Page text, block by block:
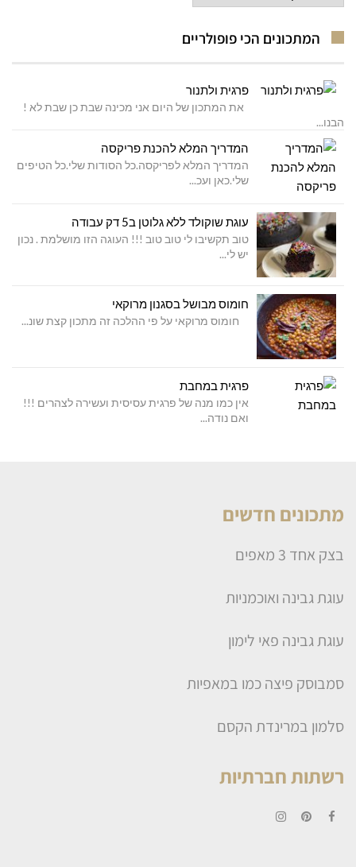
מתכונים
המתכונים הכי פופולריים
פרגית ולתנור
את המתכון של היום אני מכינה שבת כן שבת לא !
הבנו...
המדריך המלא להכנת פריקסה
המדריך המלא לפריקסה.כל הסודות שלי.כל הטיפים
שלי.כאן ועכ...
עוגת שוקולד ללא גלוטן ב5 דק עבודה
טוב תקשיבו לי טוב טוב !!! העוגה הזו מושלמת . נכון
יש לי...
חומוס מבושל בסגנון מרוקאי
חומוס מרוקאי על פי ההלכה זה מתכון קצת שונ...
פרגית במחבת
אין כמו מנה של פרגית עסיסית ועשירה לצהרים !!!
ואם נודה...
מתכונים חדשים
בצק אחד 3 מאפים
עוגת גבינה ואוכמניות
עוגת גבינה פאי לימון
סמבוסק פיצה כמו במאפיות
סלמון במרינדת הקסם
רשתות חברתיות